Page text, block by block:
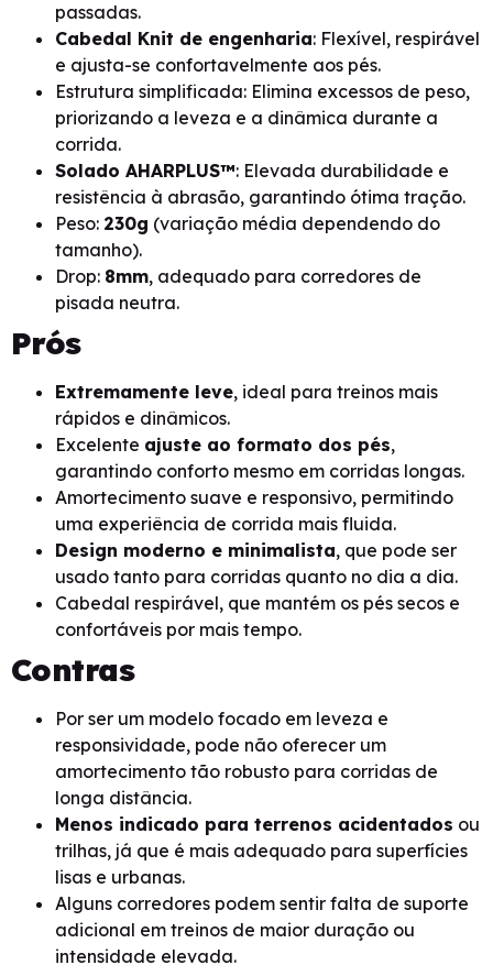
passadas.
Cabedal Knit de engenharia: Flexível, respirável
e ajusta-se confortavelmente aos pés.
Estrutura simplificada: Elimina excessos de peso,
priorizando a leveza e a dinâmica durante a
corrida.
Solado AHARPLUS™: Elevada durabilidade e
resistência à abrasão, garantindo ótima tração.
Peso: 230g (variação média dependendo do
tamanho).
Drop: 8mm, adequado para corredores de
pisada neutra.
Prós
Extremamente leve, ideal para treinos mais
rápidos e dinâmicos.
Excelente ajuste ao formato dos pés,
garantindo conforto mesmo em corridas longas.
Amortecimento suave e responsivo, permitindo
uma experiência de corrida mais fluida.
Design moderno e minimalista, que pode ser
usado tanto para corridas quanto no dia a dia.
Cabedal respirável, que mantém os pés secos e
confortáveis por mais tempo.
Contras
Por ser um modelo focado em leveza e
responsividade, pode não oferecer um
amortecimento tão robusto para corridas de
longa distância.
Menos indicado para terrenos acidentados ou
trilhas, já que é mais adequado para superfícies
lisas e urbanas.
Alguns corredores podem sentir falta de suporte
adicional em treinos de maior duração ou
intensidade elevada.